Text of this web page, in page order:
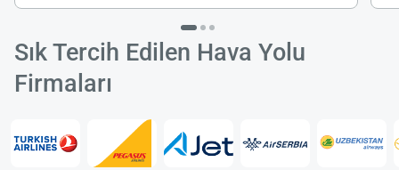
Sık Tercih Edilen Hava Yolu
Firmaları